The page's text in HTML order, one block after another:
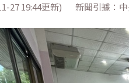
27 19:44更新) 新聞引據：